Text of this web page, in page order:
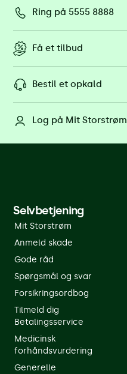
Ring på 5555 8888
Få et tilbud
Bestil et opkald
Log på Mit Storstrøm
Selvbetjening
Mit Storstrøm
Anmeld skade
Gode råd
Spørgsmål og svar
Forsikringsordbog
Tilmeld dig
Betalingsservice
Medicinsk
forhåndsvurdering
Generelle